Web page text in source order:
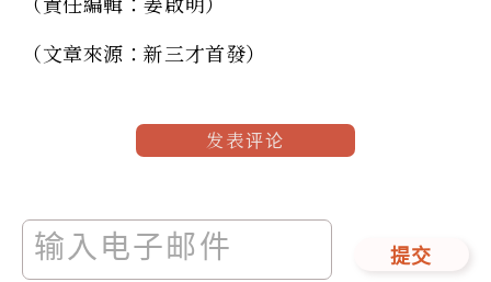
（文章來源：新三才首發）
发表评论
提交